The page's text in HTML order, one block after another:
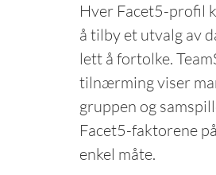
Hver Facet5-profil
å tilby et utvalg av
lett å fortolke.
tilnærming viser
gruppen og
Facet5-faktorene
enkel måte.